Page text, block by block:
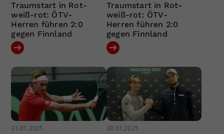
Traumstart in Rot-
weiß-rot: ÖTV-
Herren führen 2:0
gegen Finnland
Traumstart in Rot-
weiß-rot: ÖTV-
Herren führen 2:0
gegen Finnland
31.01.2025 30.01.2025